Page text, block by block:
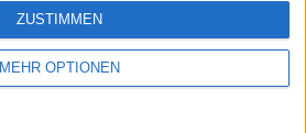
MEHR OPTIONEN
ZUSTIMMEN